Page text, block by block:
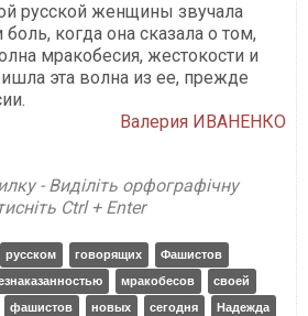
русской женщины звучала
когда она сказала о том,
мракобесия, жестокости и
эта волна из ее, прежде
Валерия ИВАНЕНКО
- Виділіть орфографічну
Ctrl + Enter
русском говорящих
Фашистов
мракобесов
своей
фашистов новых сегодня
Надежда